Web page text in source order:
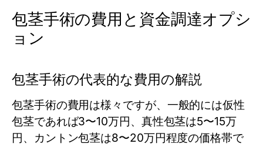
包茎手術の費用と資金調達オプシ
ョン
包茎手術の代表的な費用の解説
包茎手術の費用は様々ですが、一般的には仮性
包茎であれば3〜10万円、真性包茎は5〜15万
円、カントン包茎は8〜20万円程度の価格帯で